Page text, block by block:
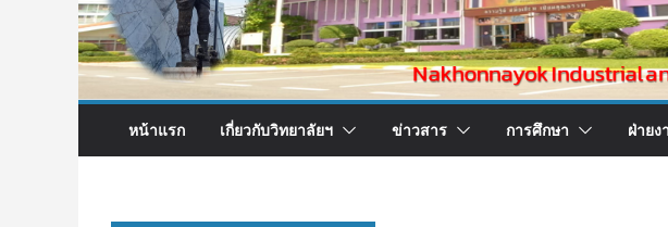
หน้าแรก เกี่ยวกับวิทยาลัยฯ ข่าวสาร การศึกษา ฝ่ายง